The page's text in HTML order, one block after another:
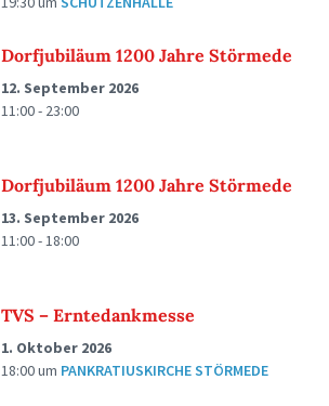
Dorfjubiläum 1200 Jahre Störmede
12. September 2026
11:00 - 23:00
Dorfjubiläum 1200 Jahre Störmede
13. September 2026
11:00 - 18:00
TVS – Erntedankmesse
1. Oktober 2026
18:00um PANKRATIUSKIRCHE STÖRMEDE